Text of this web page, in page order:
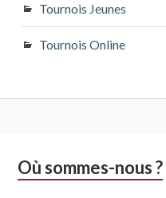
Tournois Jeunes
Tournois Online
Colonne
Où sommes-nous ?